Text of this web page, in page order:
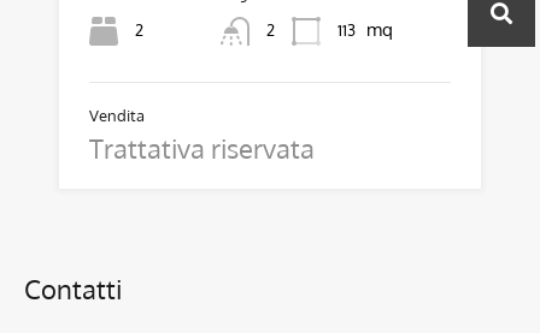
2
2
113
mq
Vendita
Trattativa riservata
Contatti